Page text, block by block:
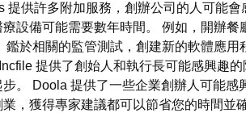
提供許多附加服務，創辦公司的人可能
設備可能需要數年時間。 例如，開辦
鑑於相關的監管測試，創建新的軟體應
提供了創始人和執行長可能感興趣
。 Doola 提供了一些企業創辦人可能
，獲得專家建議都可以節省您的時間